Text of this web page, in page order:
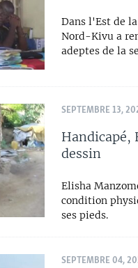
Dans l'Est de
Nord-Kivu a
adeptes de la
SEPTEMBRE 13,
Handicapé,
dessin
Elisha
condition
ses pieds.
SEPTEMBRE 04,